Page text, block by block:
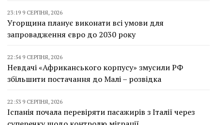
23:19 9 СЕРПНЯ, 2026
Угорщина планує виконати всі умови для
запровадження євро до 2030 року
22:54 9 СЕРПНЯ, 2026
Невдачі «Африканського корпусу» змусили РФ
збільшити постачання до Малі – розвідка
22:53 9 СЕРПНЯ, 2026
Іспанія почала перевіряти пасажирів з Італії через